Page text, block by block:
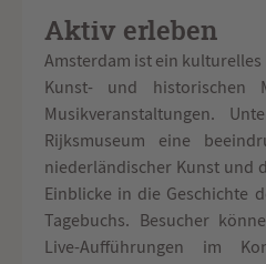
Aktiv erleben
Amsterdam ist ein
Kunst- und historischen
Musikveranstaltungen.
Rijksmuseum eine
niederländischer Kunst und
Einblicke in die Geschichte
Tagebuchs. Besucher
Live-Aufführungen im